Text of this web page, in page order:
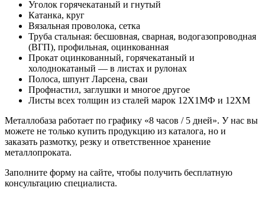
Уголок горячекатаный и гнутый
Катанка, круг
Вязальная проволока, сетка
Труба стальная: бесшовная, сварная, водогазопроводная
(ВГП), профильная, оцинкованная
Прокат оцинкованный, горячекатаный и
холоднокатаный — в листах и рулонах
Полоса, шпунт Ларсена, сваи
Профнастил, заглушки и многое другое
Листы всех толщин из сталей марок 12Х1МФ и 12ХМ
Металлобаза работает по графику «8 часов / 5 дней». У нас вы
можете не только купить продукцию из каталога, но и
заказать размотку, резку и ответственное хранение
металлопроката.
Заполните форму на сайте, чтобы получить бесплатную
консультацию специалиста.